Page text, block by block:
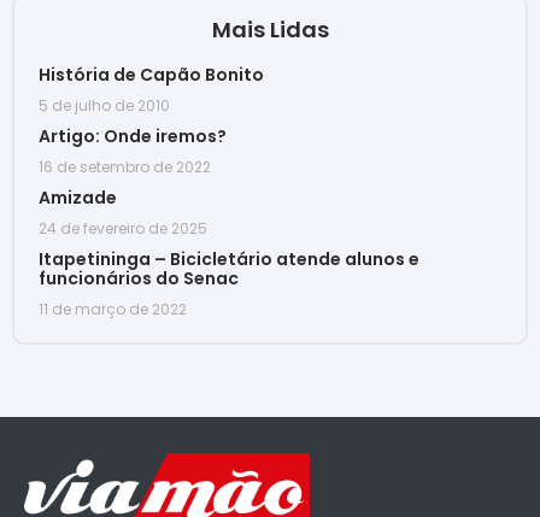
Mais Lidas
História de Capão Bonito
5 de julho de 2010
Artigo: Onde iremos?
16 de setembro de 2022
Amizade
24 de fevereiro de 2025
Itapetininga – Bicicletário atende alunos e
funcionários do Senac
11 de março de 2022